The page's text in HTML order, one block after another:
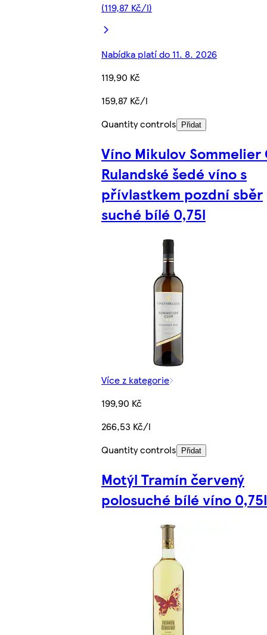
(119,87 Kč/l)
Nabídka platí do 11. 8. 2026
119,90 Kč
159,87 Kč/l
Quantity controls
Přidat
Víno Mikulov Sommelier
Rulandské šedé víno s
přívlastkem pozdní sběr
suché bílé 0,75l
Více z kategorie
199,90 Kč
266,53 Kč/l
Quantity controls
Přidat
Motýl Tramín červený
polosuché bílé víno 0,75l